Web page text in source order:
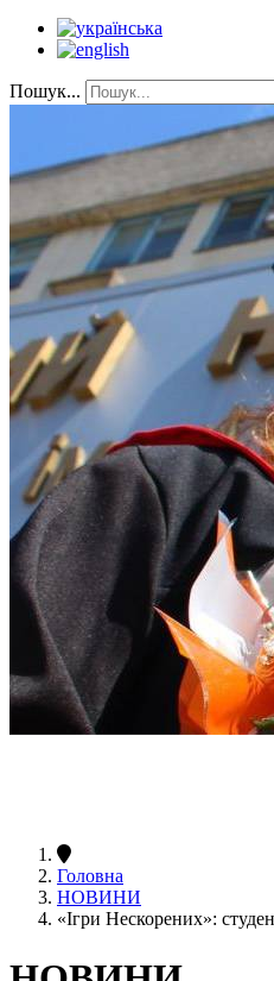
Пошук...
Головна
НОВИНИ
«Ігри Нескорених»: